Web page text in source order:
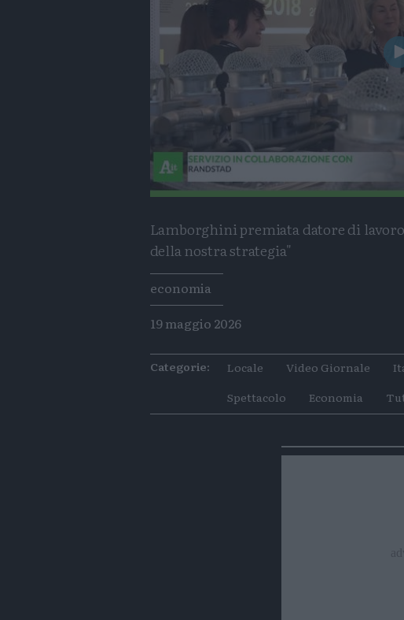
Lamborghini premiata datore di
della nostra strategia"
Tags
economia
19 maggio 2026
Categorie: Locale Video Giornale
Spettacolo
Economia